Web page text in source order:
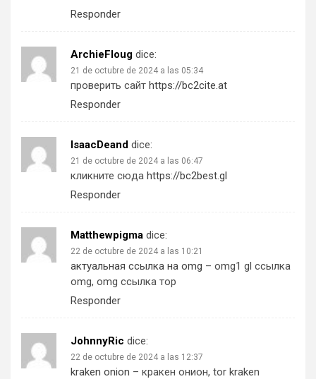
Responder
ArchieFloug dice:
21 de octubre de 2024 a las 05:34
проверить сайт https://bc2cite.at
Responder
IsaacDeand dice:
21 de octubre de 2024 a las 06:47
кликните сюда https://bc2best.gl
Responder
Matthewpigma dice:
22 de octubre de 2024 a las 10:21
актуальная ссылка на omg – omg1 gl ссылка
omg, omg ссылка тор
Responder
JohnnyRic dice:
22 de octubre de 2024 a las 12:37
kraken onion – кракен онион, tor kraken